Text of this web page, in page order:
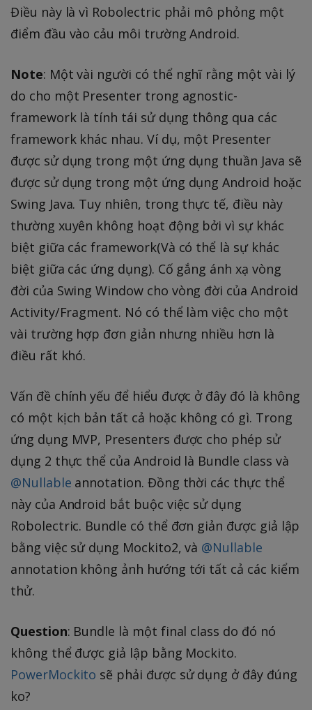
Điều này là vì Robolectric phải mô phỏng một
điểm đầu vào cảu môi trường Android.
Note: Một vài người có thể nghĩ rằng một vài lý
do cho một Presenter trong agnostic-
framework là tính tái sử dụng thông qua các
framework khác nhau. Ví dụ, một Presenter
được sử dụng trong một ứng dụng thuần Java sẽ
được sử dụng trong một ứng dụng Android hoặc
Swing Java. Tuy nhiên, trong thực tế, điều này
thường xuyên không hoạt động bởi vì sự khác
biệt giữa các framework(Và có thể là sự khác
biệt giữa các ứng dụng). Cố gắng ánh xạ vòng
đời của Swing Window cho vòng đời của Android
Activity/Fragment. Nó có thể làm việc cho một
vài trường hợp đơn giản nhưng nhiều hơn là
điều rất khó.
Vấn đề chính yếu để hiểu được ở đây đó là không
có một kịch bản tất cả hoặc không có gì. Trong
ứng dụng MVP, Presenters được cho phép sử
dụng 2 thực thể của Android là Bundle class và
@Nullable annotation. Đồng thời các thực thể
này của Android bắt buộc việc sử dụng
Robolectric. Bundle có thể đơn giản được giả lập
bằng việc sử dụng Mockito2, và @Nullable
annotation không ảnh hướng tới tất cả các kiểm
thử.
Question: Bundle là một final class do đó nó
không thể được giả lập bằng Mockito.
PowerMockito sẽ phải được sử dụng ở đây đúng
ko?